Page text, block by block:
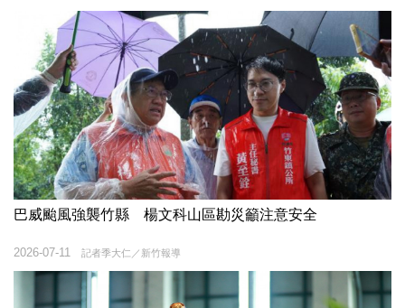
巴威颱風強襲竹縣 楊文科山區勘災籲注意安全
記者季大仁／新竹報導
2026-07-11